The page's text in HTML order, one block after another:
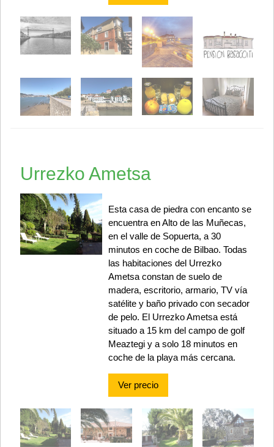
Urrezko Ametsa
Esta casa de piedra con encanto se
encuentra en Alto de las Muñecas,
en el valle de Sopuerta, a 30
minutos en coche de Bilbao. Todas
las habitaciones del Urrezko
Ametsa constan de suelo de
madera, escritorio, armario, TV vía
satélite y baño privado con secador
de pelo. El Urrezko Ametsa está
situado a 15 km del campo de golf
Meaztegi y a solo 18 minutos en
coche de la playa más cercana.
Ver precio